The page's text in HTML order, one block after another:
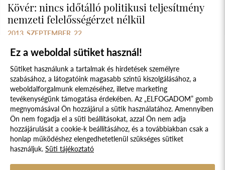
Kövér: nincs időtálló politikusi teljesítmény
nemzeti felelősségérzet nélkül
2013. SZEPTEMBER. 22.
Süti szabályzat Adatvédelmi nyilatkozat
Jogi nyilatkozat
© 2017 - 2026 NÉPFŐISKOLA ALAPÍTVÁNY, LAKITELEK. MINDEN JOG
Ez a weboldal sütiket használ!
Sütiket használunk a tartalmak és hirdetések személyre
szabásához, a látogatóink magasabb szintű kiszolgálásához, a
weboldalforgalmunk elemzéséhez, illetve marketing
tevékenységünk támogatása érdekében. Az „ELFOGADOM” gomb
megnyomásával Ön hozzájárul a sütik használatához. Amennyiben
Ön nem fogadja el a süti beállításokat, azzal Ön nem adja
hozzájárulását a cookie-k beállításához, és a továbbiakban csak a
honlap működéshez elengedhetetlenül szükséges sütiket
használjuk. Süti tájékoztató